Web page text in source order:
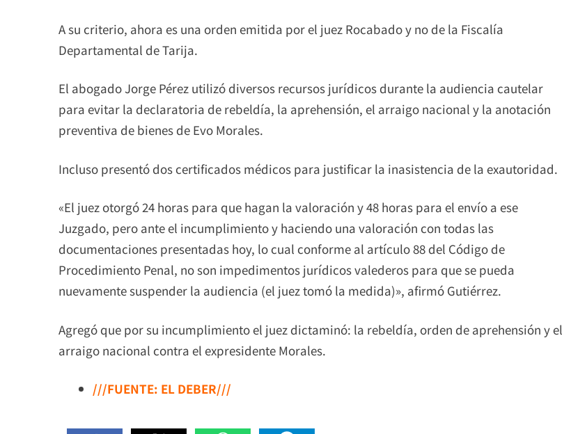
A su criterio, ahora es una orden emitida por el juez Rocabado y no de la Fiscalía
Departamental de Tarija.
El abogado Jorge Pérez utilizó diversos recursos jurídicos durante la audiencia cautelar
para evitar la declaratoria de rebeldía, la aprehensión, el arraigo nacional y la anotación
preventiva de bienes de Evo Morales.
Incluso presentó dos certificados médicos para justificar la inasistencia de la exautoridad.
«El juez otorgó 24 horas para que hagan la valoración y 48 horas para el envío a ese
Juzgado, pero ante el incumplimiento y haciendo una valoración con todas las
documentaciones presentadas hoy, lo cual conforme al artículo 88 del Código de
Procedimiento Penal, no son impedimentos jurídicos valederos para que se pueda
nuevamente suspender la audiencia (el juez tomó la medida)», afirmó Gutiérrez.
Agregó que por su incumplimiento el juez dictaminó: la rebeldía, orden de aprehensión y el
arraigo nacional contra el expresidente Morales.
///FUENTE: EL DEBER///